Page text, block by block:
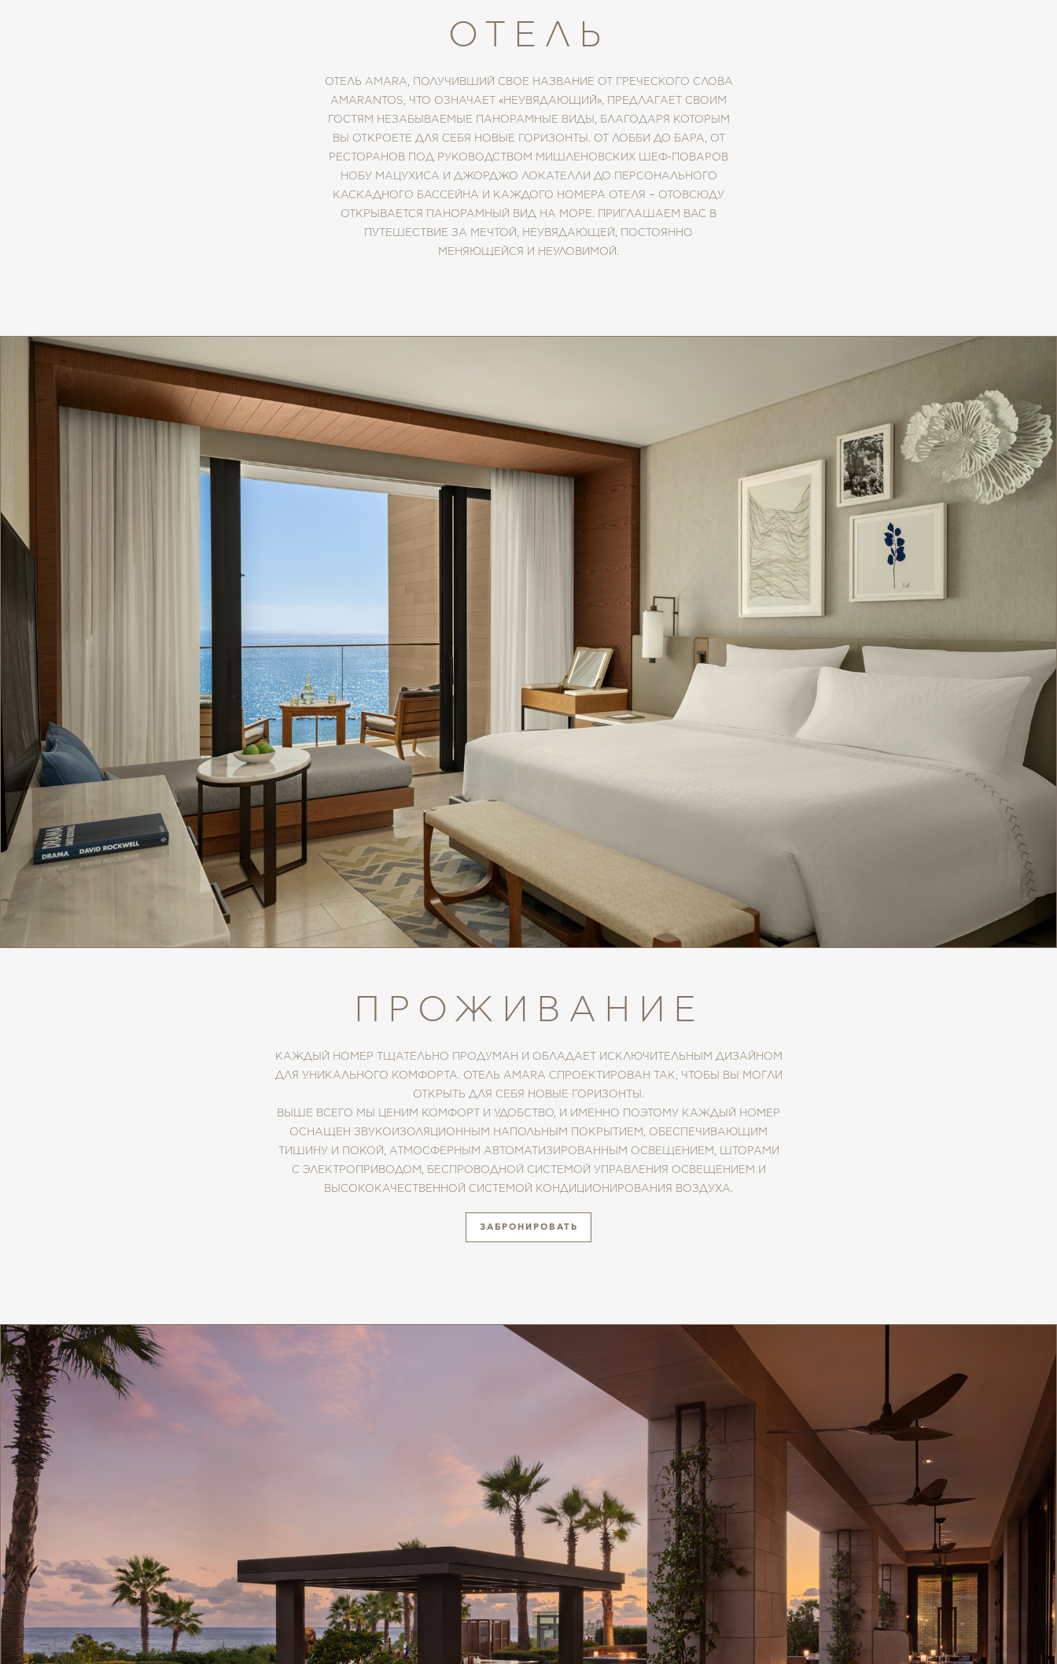
ОТЕЛЬ
ОТЕЛЬ AMARA, ПОЛУЧИВШИЙ СВОЕ НАЗВАНИЕ ОТ ГРЕЧЕСКОГО СЛОВА
AMARANTOS, ЧТО ОЗНАЧАЕТ «НЕУВЯДАЮЩИЙ», ПРЕДЛАГАЕТ СВОИМ
ГОСТЯМ НЕЗАБЫВАЕМЫЕ ПАНОРАМНЫЕ ВИДЫ, БЛАГОДАРЯ КОТОРЫМ
ВЫ ОТКРОЕТЕ ДЛЯ СЕБЯ НОВЫЕ ГОРИЗОНТЫ. ОТ ЛОББИ ДО БАРА, ОТ
РЕСТОРАНОВ ПОД РУКОВОДСТВОМ МИШЛЕНОВСКИХ ШЕФ-ПОВАРОВ
НОБУ МАЦУХИСА И ДЖОРДЖО ЛОКАТЕЛЛИ ДО ПЕРСОНАЛЬНОГО
КАСКАДНОГО БАССЕЙНА И КАЖДОГО НОМЕРА ОТЕЛЯ – ОТОВСЮДУ
ОТКРЫВАЕТСЯ ПАНОРАМНЫЙ ВИД НА МОРЕ. ПРИГЛАШАЕМ ВАС В
ПУТЕШЕСТВИЕ ЗА МЕЧТОЙ, НЕУВЯДАЮЩЕЙ, ПОСТОЯННО
МЕНЯЮЩЕЙСЯ И НЕУЛОВИМОЙ.
ПРОЖИВАНИЕ
КАЖДЫЙ НОМЕР ТЩАТЕЛЬНО ПРОДУМАН И ОБЛАДАЕТ ИСКЛЮЧИТЕЛЬНЫМ ДИЗАЙНОМ
ДЛЯ УНИКАЛЬНОГО КОМФОРТА. ОТЕЛЬ AMARA СПРОЕКТИРОВАН ТАК, ЧТОБЫ ВЫ МОГЛИ
ОТКРЫТЬ ДЛЯ СЕБЯ НОВЫЕ ГОРИЗОНТЫ.
ВЫШЕ ВСЕГО МЫ ЦЕНИМ КОМФОРТ И УДОБСТВО, И ИМЕННО ПОЭТОМУ КАЖДЫЙ НОМЕР
ОСНАЩЕН ЗВУКОИЗОЛЯЦИОННЫМ НАПОЛЬНЫМ ПОКРЫТИЕМ, ОБЕСПЕЧИВАЮЩИМ
ТИШИНУ И ПОКОЙ, АТМОСФЕРНЫМ АВТОМАТИЗИРОВАННЫМ ОСВЕЩЕНИЕМ, ШТОРАМИ
С ЭЛЕКТРОПРИВОДОМ, БЕСПРОВОДНОЙ СИСТЕМОЙ УПРАВЛЕНИЯ ОСВЕЩЕНИЕМ И
ВЫСОКОКАЧЕСТВЕННОЙ СИСТЕМОЙ КОНДИЦИОНИРОВАНИЯ ВОЗДУХА.
ЗАБРОНИРОВАТЬ